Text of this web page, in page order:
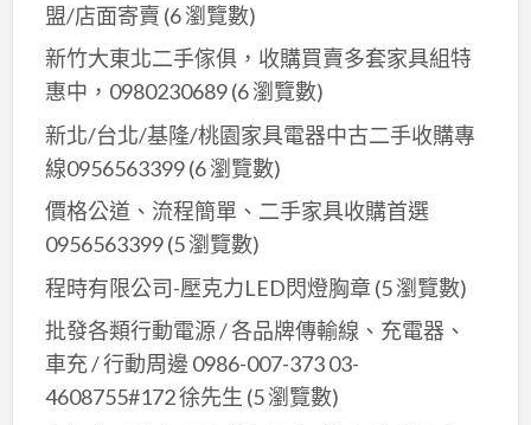
盟/店面寄賣 (6 瀏覽數)
新竹大東北二手傢俱，收購買賣多套家具組特
惠中，0980230689(6 瀏覽數)
新北/台北/基隆/桃園家具電器中古二手收購專
線0956563399(6 瀏覽數)
價格公道、流程簡單、二手家具收購首選
0956563399(5 瀏覽數)
程時有限公司-壓克力LED閃燈胸章(5 瀏覽數)
批發各類行動電源 / 各品牌傳輸線、充電器、
車充 / 行動周邊 0986-007-373 03-
4608755#172 徐先生 (5 瀏覽數)